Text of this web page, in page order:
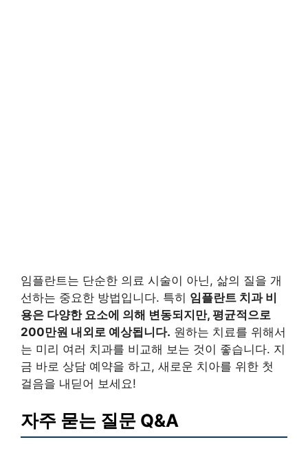
임플란트는 단순한 의료 시술이 아닌, 삶의 질을 개
선하는 중요한 방법입니다. 특히 임플란트 치과 비
용은 다양한 요소에 의해 변동되지만, 평균적으로
200만원 내외로 예상됩니다. 원하는 치료를 위해서
는 미리 여러 치과를 비교해 보는 것이 좋습니다. 지
금 바로 상담 예약을 하고, 새로운 치아를 위한 첫
걸음을 내딛어 보세요!
자주 묻는 질문 Q&A